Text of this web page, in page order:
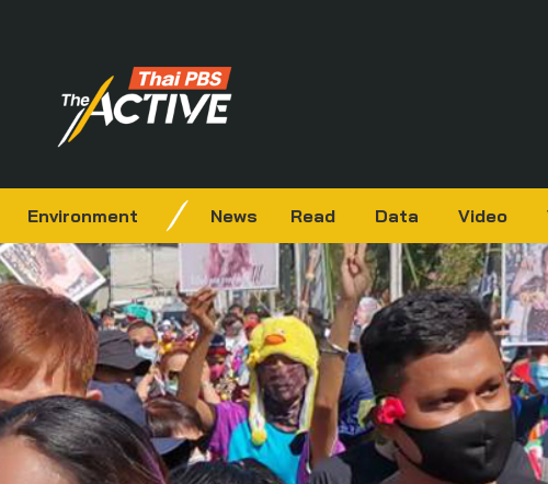
Environment News Read Data Video